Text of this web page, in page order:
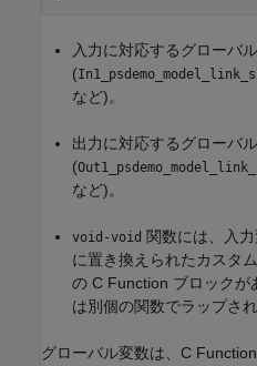
入力に対応するグローバ
(
など)。
出力に対応するグローバ
(
など)。
void-void 関数には、入
に置き換えられたカスタ
の C Function ブロックが
は別個の関数でラップされ
グローバル変数は、 C Function